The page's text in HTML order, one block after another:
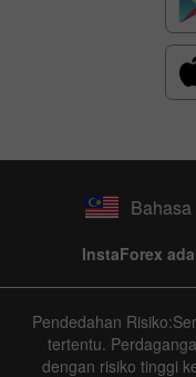
InstaForex
Pendedahan
tertentu.
dengan risiko tinggi